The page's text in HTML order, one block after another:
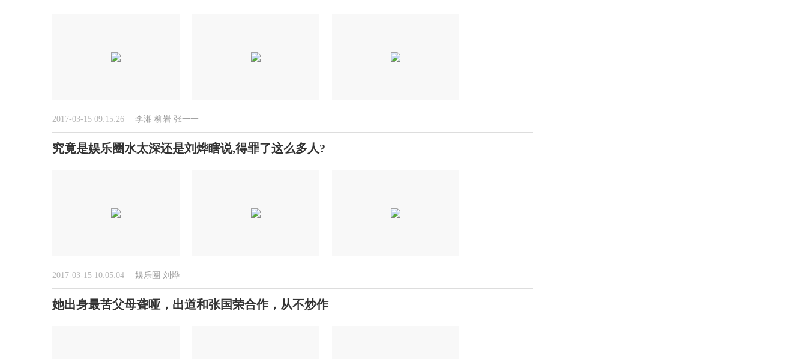
2017-03-15 09:15:26 李湘 柳岩 张一一
究竟是娱乐圈水太深还是刘烨瞎说,得罪了这么多人?
2017-03-15 10:05:04 娱乐圈 刘烨
她出身最苦父母聋哑，出道和张国荣合作，从不炒作